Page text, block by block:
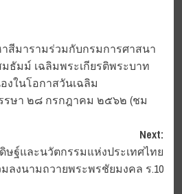
สีมารามร่วมกับกรมการศาสนา
ธัมม์ เฉลิมพระเกียรติพระบาท
งในโอกาสวันเฉลิม
ษา ๒๘ กรกฎาคม ๒๕๖๒ (ชม
Next:
ฐ์และนวัตกรรมแห่งประเทศไทย
ลงนามถวายพระพรชัยมงคล ร.10